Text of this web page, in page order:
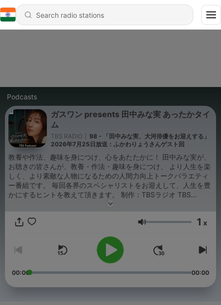
Podcasts
ガスワン presents 田中みな実 あったかタイ
ム
TBS RADIO
98 - 「田中みな実、大河俳優をお迎えする」
2026年7月25日放送：ふかわりょうさんゲスト回
教養や作法、趣味を身につけ、心をあたたかに！ 田中みな実が、
お聴きの皆さんが、教養・作法・趣味を身につけ、 より人生を楽
しく、より素敵な人物になるための人間力向上トークバラエティ
ー番組です。 毎回各界のスペシャリストをお迎えして、人生を豊
かにするヒントを教えて頂きます。 制作：TBSラジオ TBS
Podcast：https://www.tbsradio.jp/podcast/
Volume 1 x
00:00 00:00